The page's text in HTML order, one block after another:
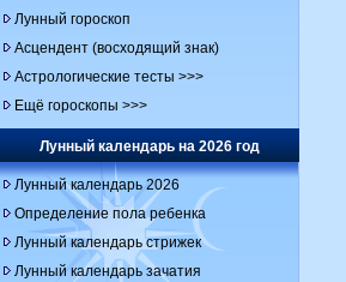
Лунный гороскоп
Асцендент (восходящий знак)
Астрологические тесты >>>
Ещё гороскопы >>>
Лунный календарь на 2026 год
Лунный календарь 2026
Определение пола ребенка
Лунный календарь стрижек
Лунный календарь зачатия